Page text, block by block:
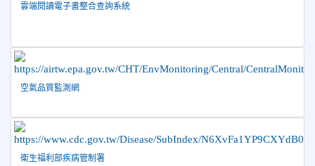
長盃」跆拳道錦標賽暨全國少年盃花蓮縣代表隊選拔賽 榮獲
2026-05-03
榮譽
賀! 本校參加全縣低年級英語口說比賽-
Show and Tell榮獲佳績
2026-04-30 國稅局「114年度綜合所得稅結算申報」宣導內
2026-04-27
榮譽
賀 本校籃球隊參加115年花蓮縣縣長盃籃
球錦標賽 榮獲亞軍！
2026-04-09
公告
雲端閱讀電子書整合查詢系統
空氣品質監測網
衛生福利部疾病管制署